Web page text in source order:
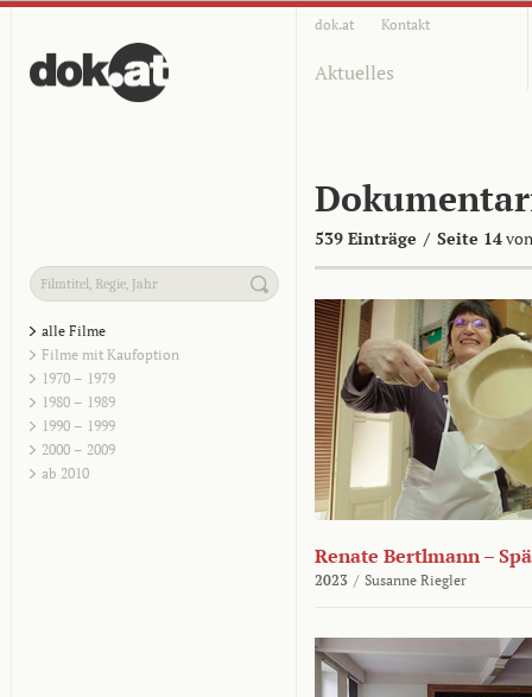
dok.at Kontakt
Aktuelles
539 Einträge / Seite 14
alle Filme
Filme mit Kaufoption
1970 – 1979
1980 – 1989
1990 – 1999
2000 – 2009
ab 2010
Renate Bertlmann –
2023 / Susanne Riegler